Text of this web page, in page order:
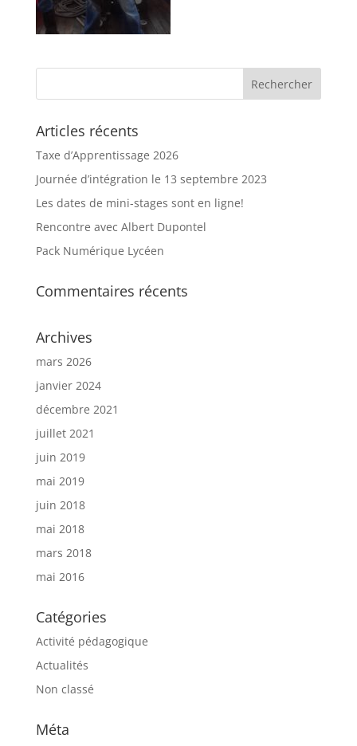
Articles récents
Taxe d’Apprentissage 2026
Journée d’intégration le 13 septembre 2023
Les dates de mini-stages sont en ligne!
Rencontre avec Albert Dupontel
Pack Numérique Lycéen
Commentaires récents
Archives
mars 2026
janvier 2024
décembre 2021
juillet 2021
juin 2019
mai 2019
juin 2018
mai 2018
mars 2018
mai 2016
Catégories
Activité pédagogique
Actualités
Non classé
Méta